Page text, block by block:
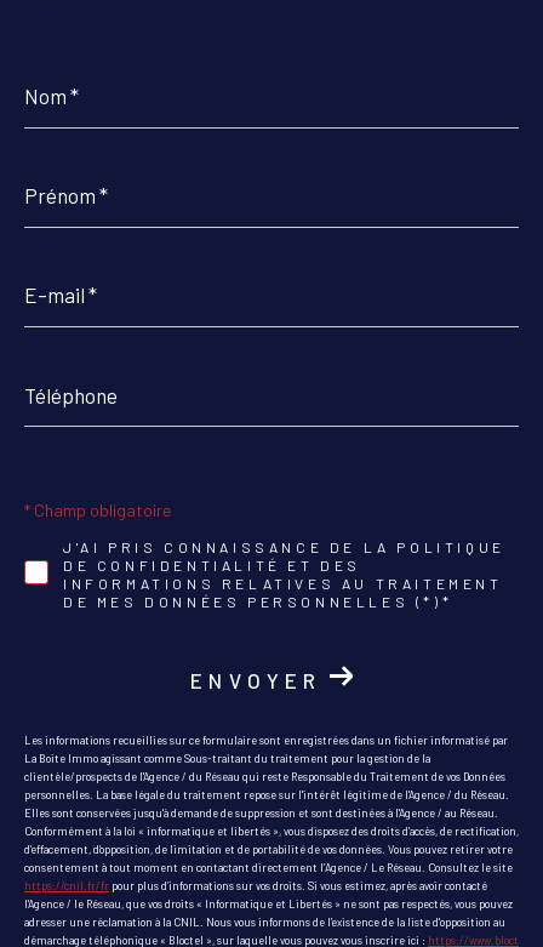
*
*
mail
J'AI PRIS CONNAISSANCE DE LA POLITIQUE
DE CONFIDENTIALITÉ ET DES
INFORMATIONS RELATIVES AU TRAITEMENT
DE MES DONNÉES PERSONNELLES (*)*
* Champ obligatoire
ENVOYER
Les informations recueillies sur ce formulaire sont enregistrées dans un fichier informatisé par
La Boite Immo agissant comme Sous-traitant du traitement pour la gestion de la
clientèle/prospects de l'Agence / du Réseau qui reste Responsable du Traitement de vos Données
personnelles. La base légale du traitement repose sur l'intérêt légitime de l'Agence / du Réseau.
Elles sont conservées jusqu'à demande de suppression et sont destinées à l'Agence / au Réseau.
Conformément à la loi « informatique et libertés », vous disposez des droits d’accès, de rectification,
d’effacement, d’opposition, de limitation et de portabilité de vos données. Vous pouvez retirer votre
consentement à tout moment en contactant directement l’Agence / Le Réseau. Consultez le site
https://cnil.fr/fr pour plus d’informations sur vos droits. Si vous estimez, après avoir contacté
l'Agence / le Réseau, que vos droits « Informatique et Libertés » ne sont pas respectés, vous pouvez
adresser une réclamation à la CNIL. Nous vous informons de l’existence de la liste d'opposition au
démarchage téléphonique « Bloctel », sur laquelle vous pouvez vous inscrire ici : https://www.bloct